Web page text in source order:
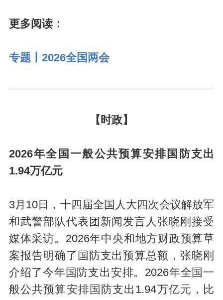
更多阅读：
专题丨2026全国两会
【时政】
2026年全国一般公共预算安排国防支出
1.94万亿元
3月10日，十四届全国人大四次会议解放军
和武警部队代表团新闻发言人张晓刚接受
媒体采访。2026年中央和地方财政预算草
案报告明确了国防支出预算总额，张晓刚
介绍了今年国防支出安排。2026年全国一
般公共预算安排国防支出1.94万亿元，比